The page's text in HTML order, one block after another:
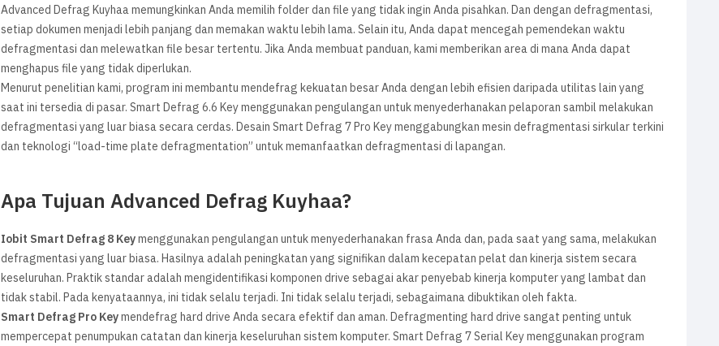
Advanced Defrag Kuyhaa memungkinkan Anda memilih folder dan file yang tidak ingin Anda pisahkan. Dan dengan defragmentasi,
setiap dokumen menjadi lebih panjang dan memakan waktu lebih lama. Selain itu, Anda dapat mencegah pemendekan waktu
defragmentasi dan melewatkan file besar tertentu. Jika Anda membuat panduan, kami memberikan area di mana Anda dapat
menghapus file yang tidak diperlukan.
Menurut penelitian kami, program ini membantu mendefrag kekuatan besar Anda dengan lebih efisien daripada utilitas lain yang
saat ini tersedia di pasar. Smart Defrag 6.6 Key menggunakan pengulangan untuk menyederhanakan pelaporan sambil melakukan
defragmentasi yang luar biasa secara cerdas. Desain Smart Defrag 7 Pro Key menggabungkan mesin defragmentasi sirkular terkini
dan teknologi “load-time plate defragmentation” untuk memanfaatkan defragmentasi di lapangan.
Apa Tujuan Advanced Defrag Kuyhaa?
Iobit Smart Defrag 8 Keymenggunakan pengulangan untuk menyederhanakan frasa Anda dan, pada saat yang sama, melakukan
defragmentasi yang luar biasa. Hasilnya adalah peningkatan yang signifikan dalam kecepatan pelat dan kinerja sistem secara
keseluruhan. Praktik standar adalah mengidentifikasi komponen drive sebagai akar penyebab kinerja komputer yang lambat dan
tidak stabil. Pada kenyataannya, ini tidak selalu terjadi. Ini tidak selalu terjadi, sebagaimana dibuktikan oleh fakta.
Smart Defrag Pro Keymendefrag hard drive Anda secara efektif dan aman. Defragmenting hard drive sangat penting untuk
mempercepat penumpukan catatan dan kinerja keseluruhan sistem komputer. Smart Defrag 7 Serial Key menggunakan program